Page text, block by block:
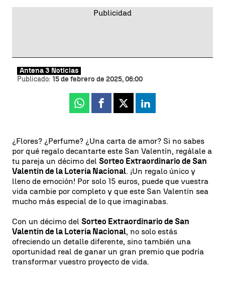
Antena 3 Noticias
Publicado: 15 de febrero de 2025, 06:00
Whatsapp
Facebook
X Linkedin
¿Flores? ¿Perfume? ¿Una carta de amor? Si no sabes
por qué regalo decantarte este San Valentín, regálale a
tu pareja un décimo del Sorteo Extraordinario de San
Valentín de la Lotería Nacional. ¡Un regalo único y
lleno de emoción! Por solo 15 euros, puede que vuestra
vida cambie por completo y que este San Valentín sea
mucho más especial de lo que imaginabas.
Con un décimo del Sorteo Extraordinario de San
Valentín de la Lotería Nacional, no solo estás
ofreciendo un detalle diferente, sino también una
oportunidad real de ganar un gran premio que podría
transformar vuestro proyecto de vida.